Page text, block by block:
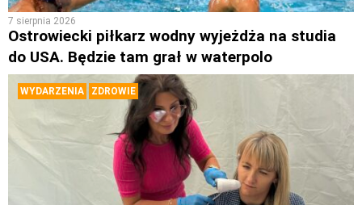
7 sierpnia 2026
Ostrowiecki piłkarz wodny wyjeżdża na studia
do USA. Będzie tam grał w waterpolo
WYDARZENIA ZDROWIE